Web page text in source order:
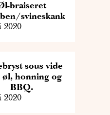
braiseret
svineskank
2020
sous vide
øl, honning og
BBQ.
2020